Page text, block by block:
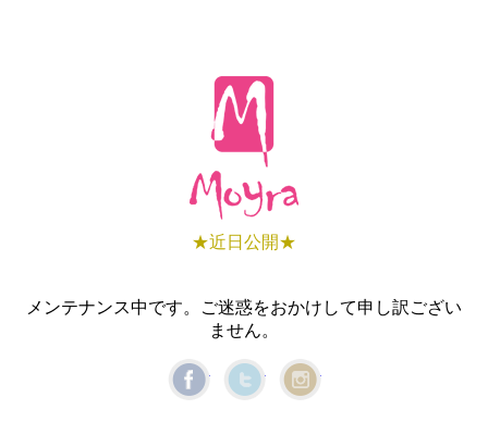
★近日公開★
メンテナンス中です。ご迷惑をおかけして申し訳ござい
ません。
Facebook Twitter